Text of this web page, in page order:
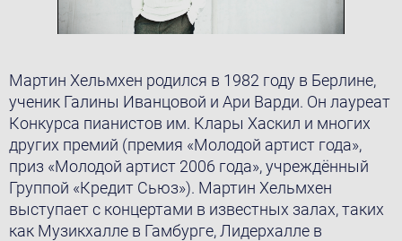
Мартин Хельмхен родился в 1982 году в Берлине,
ученик Галины Иванцовой и Ари Варди. Он лауреат
Конкурса пианистов им. Клары Хаскил и многих
других премий (премия «Молодой артист года»,
приз «Молодой артист 2006 года», учреждённый
Группой «Кредит Сьюз»). Мартин Хельмхен
выступает с концертами в известных залах, таких
как Музикхалле в Гамбурге, Лидерхалле в